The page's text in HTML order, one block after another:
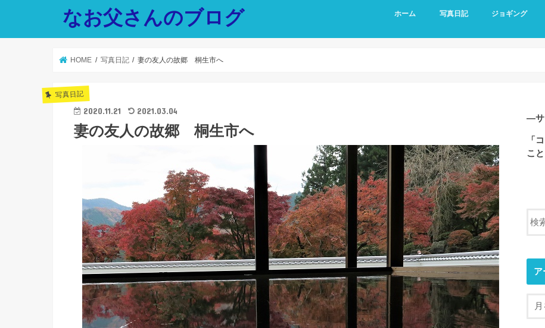
なお父さんのブログ ホーム 写真日記 ジョギング
HOME 写真日記 妻の友人の故郷 桐生市へ
写真日記
2020.11.21 2021.03.04
妻の友人の故郷 桐生市へ
―サ
「
こ
ア